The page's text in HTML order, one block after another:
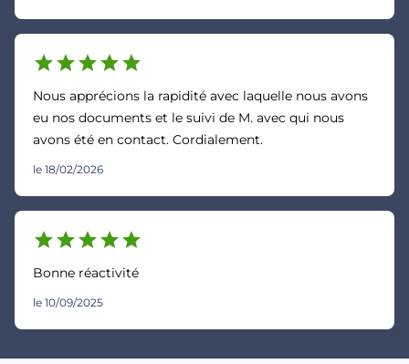
starstarstarstarstar
Nous apprécions la rapidité avec laquelle nous avons
eu nos documents et le suivi de M. avec qui nous
avons été en contact. Cordialement.
le 18/02/2026
starstarstarstarstar
Bonne réactivité
le 10/09/2025